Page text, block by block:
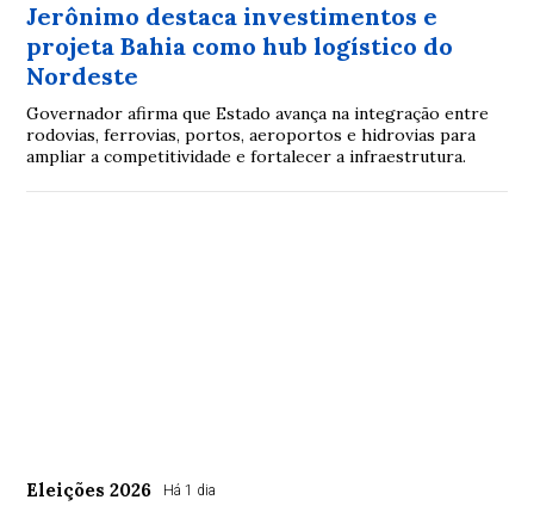
Jerônimo destaca investimentos e
projeta Bahia como hub logístico do
Nordeste
Governador afirma que Estado avança na integração entre
rodovias, ferrovias, portos, aeroportos e hidrovias para
ampliar a competitividade e fortalecer a infraestrutura.
Eleições 2026 Há 1 dia